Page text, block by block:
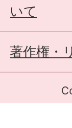
いて
著作権・